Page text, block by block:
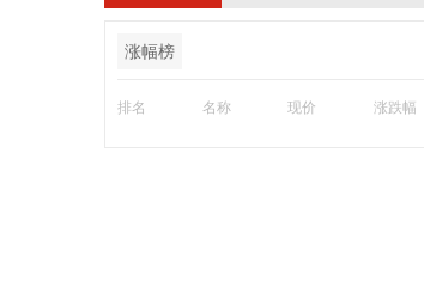
涨幅榜
排名 名称 现价 涨跌幅